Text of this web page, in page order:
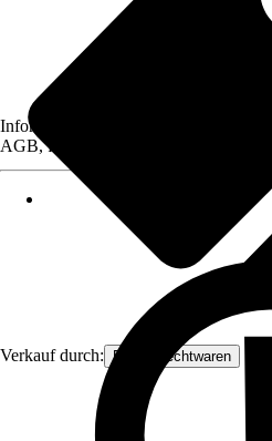
Verkauf durch: Frank Flechtwaren
Informationen des Verkäufers, wie z.
AGB, finden Sie bei Klick auf den